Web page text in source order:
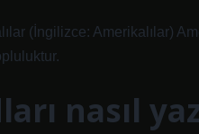
(İngilizce: Amerikalılar)
nasıl